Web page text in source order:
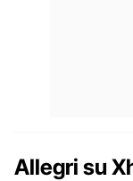
Allegri su